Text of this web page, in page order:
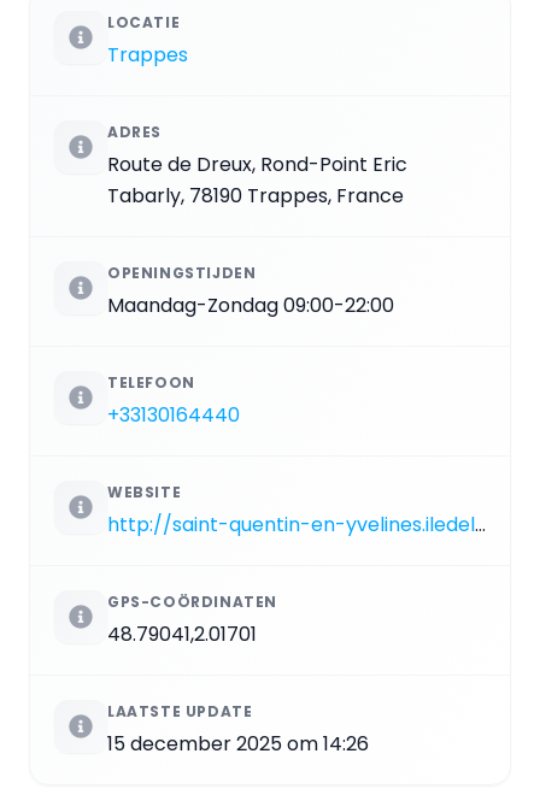
LOCATIE
Trappes
ADRES
Route de Dreux, Rond-Point Eric
Tabarly, 78190 Trappes, France
OPENINGSTIJDEN
Maandag-Zondag 09:00-22:00
TELEFOON
+33130164440
WEBSITE
http://saint-quentin-en-yvelines.iledeloisirs.fr
GPS-COÖRDINATEN
48.79041,2.01701
LAATSTE UPDATE
15 december 2025 om 14:26